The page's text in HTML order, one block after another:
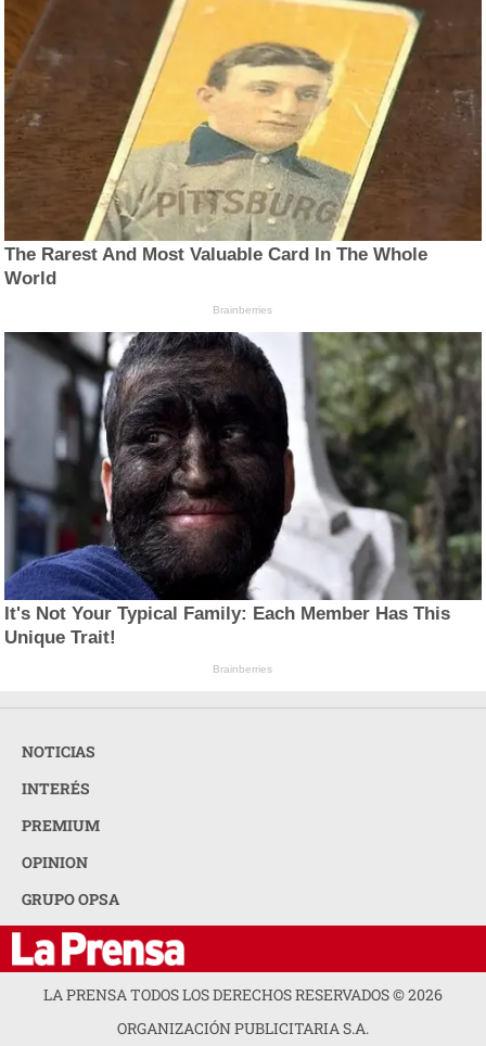
The Rarest And Most Valuable Card In The Whole
World
Brainberries
It's Not Your Typical Family: Each Member Has This
Unique Trait!
Brainberries
NOTICIAS
INTERÉS
PREMIUM
OPINION
GRUPO OPSA
LA PRENSA TODOS LOS DERECHOS RESERVADOS ©2026
ORGANIZACIÓN PUBLICITARIA S.A.